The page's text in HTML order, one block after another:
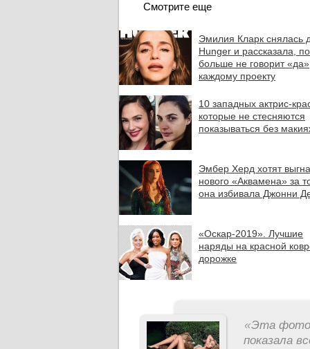
Смотрите еще
Эмилия Кларк снялась
Hunger и рассказала,
больше не говорит «да»
каждому проекту
10 западных актрис-
которые не стесняются
показываться без
Эмбер Херд хотят
нового «Аквамена» за
она избивала Джонни
«Оскар-2019». Лучшие
наряды на красной
дорожке
«Эта
показала